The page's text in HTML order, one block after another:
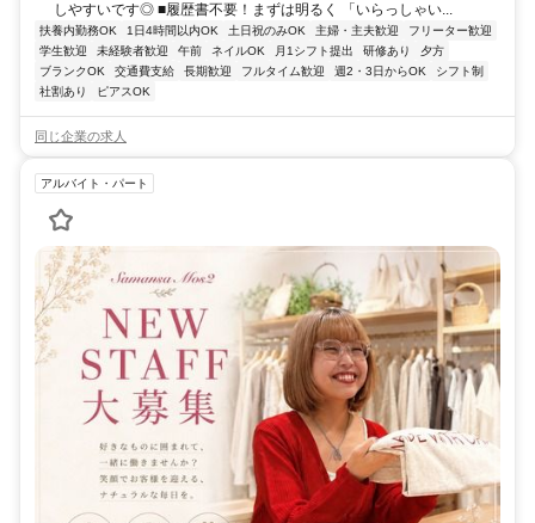
しやすいです◎ ■履歴書不要！まずは明るく 「いらっしゃい...
扶養内勤務OK 1日4時間以内OK 土日祝のみOK 主婦・主夫歓迎
フリーター歓迎
学生歓迎
未経験者歓迎 午前 ネイルOK 月1シフト提出 研修あり
夕方
ブランクOK
交通費支給 長期歓迎 フルタイム歓迎 週2・3日からOK
シフト制
社割あり
ピアスOK
同じ企業の求人
アルバイト・パート